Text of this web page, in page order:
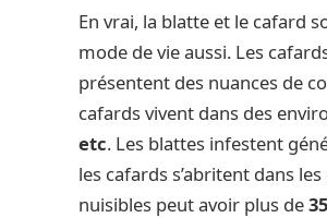
En vrai, la blatte et le cafard
mode de vie aussi. Les
présentent des nuances de
cafards vivent dans des
etc. Les blattes infestent
les cafards s’abritent dans
nuisibles peut avoir plus de